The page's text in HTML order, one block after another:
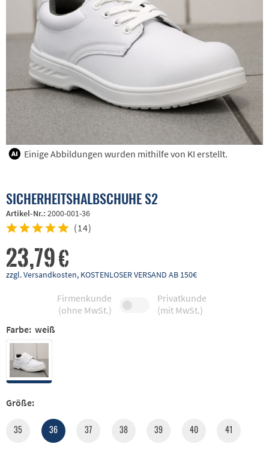
Einige Abbildungen wurden mithilfe von KI erstellt.
SICHERHEITSHALBSCHUHE S2
Artikel-Nr.: 2000-001-36
(14)
23,79 €
zzgl. Versandkosten, KOSTENLOSER VERSAND AB 150€
Firmenkunde
(ohne MwSt.)
Privatkunde
(mit MwSt.)
Farbe: weiß
Größe:
35 36 37 38 39 40 41